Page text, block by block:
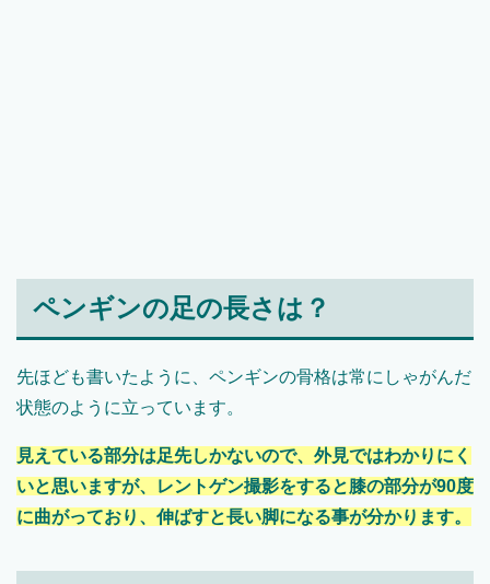
ペンギンの足の長さは？
先ほども書いたように、ペンギンの骨格は常にしゃがんだ
状態のように立っています。
見えている部分は足先しかないので、外見ではわかりにく
いと思いますが、レントゲン撮影をすると膝の部分が90度
に曲がっており、伸ばすと長い脚になる事が分かります。